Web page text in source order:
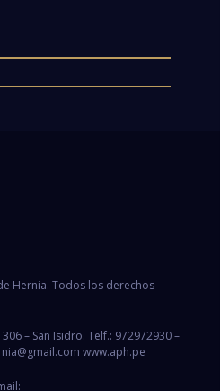
Hernia. Todos los derechos
– San Isidro. Telf.: 972972930 –
www.aph.pe